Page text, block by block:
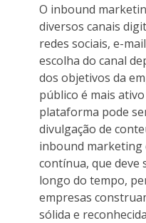
O inbound
diversos canais
redes sociais, e-
escolha do canal
dos objetivos da
público é mais
plataforma pode
divulgação de
inbound marketing
contínua, que deve
longo do tempo,
empresas
sólida e